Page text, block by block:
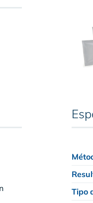
Tipo